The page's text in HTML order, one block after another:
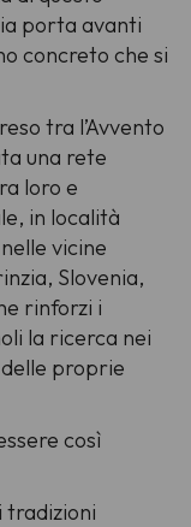
porta avanti
concreto che si
tra l’Avvento
una rete
loro e
in località
vicine
Slovenia,
rinforzi i
la ricerca nei
proprie
così
tradizioni